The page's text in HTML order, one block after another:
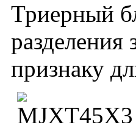
Триерный
разделения
признаку